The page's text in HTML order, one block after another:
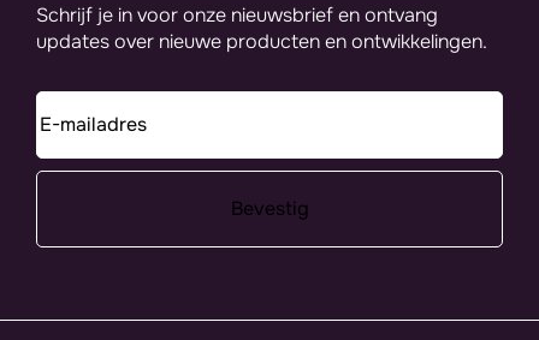
Schrijf je in voor onze nieuwsbrief en ontvang
updates over nieuwe producten en ontwikkelingen.